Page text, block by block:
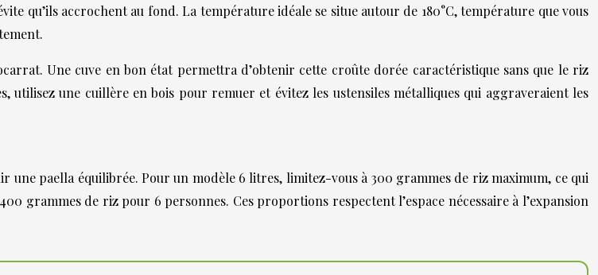
qu’ils accrochent au fond. La température idéale se situe autour de 180°C, température que vous
Une cuve en bon état permettra d’obtenir cette croûte dorée caractéristique sans que le riz
utilisez une cuillère en bois pour remuer et évitez les ustensiles métalliques qui aggraveraient les
paella équilibrée. Pour un modèle 6 litres, limitez-vous à 300 grammes de riz maximum, ce qui
grammes de riz pour 6 personnes. Ces proportions respectent l’espace nécessaire à l’expansion